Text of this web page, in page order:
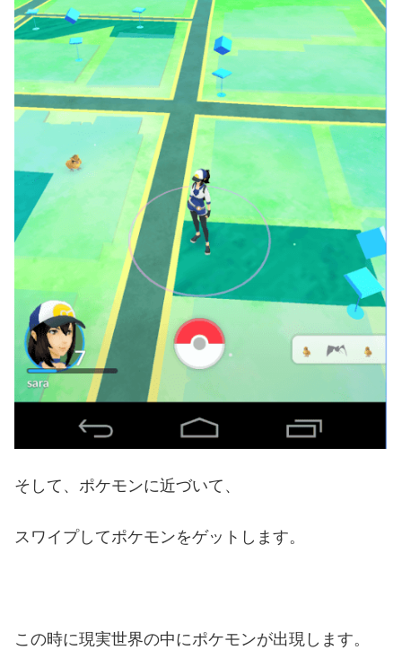
そして、ポケモンに近づいて、
スワイプしてポケモンをゲットします。
この時に現実世界の中にポケモンが出現します。